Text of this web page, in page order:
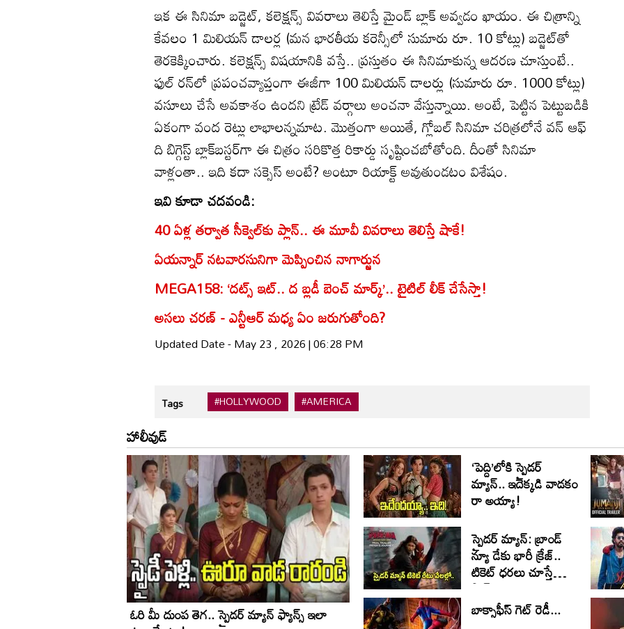
ఇక ఈ సినిమా బడ్జెట్, కలెక్షన్స్ వివరాలు తెలిస్తే మైండ్ బ్లాక్ అవ్వడం ఖాయం. ఈ చిత్రాన్ని
కేవలం 1 మిలియన్ డాలర్ల (మన భారతీయ కరెన్సీలో సుమారు రూ. 10 కోట్లు) బడ్జెట్‌తో
తెరకెక్కించారు. కలెక్షన్స్ విషయానికి వస్తే.. ప్రస్తుతం ఈ సినిమాకున్న ఆదరణ చూస్తుంటే..
ఫుల్ రన్‌లో ప్రపంచవ్యాప్తంగా ఈజీగా 100 మిలియన్ డాలర్లు (సుమారు రూ. 1000 కోట్లు)
వసూలు చేసే అవకాశం ఉందని ట్రేడ్ వర్గాలు అంచనా వేస్తున్నాయి. అంటే, పెట్టిన పెట్టుబడికి
ఏకంగా వంద రెట్లు లాభాలన్నమాట. మొత్తంగా అయితే, గ్లోబల్ సినిమా చరిత్రలోనే వన్ ఆఫ్
ది బిగ్గెస్ట్ బ్లాక్‌బస్టర్‌గా ఈ చిత్రం సరికొత్త రికార్డు సృష్టించబోతోంది. దీంతో సినిమా
వాళ్లంతా.. ఇది కదా సక్సెస్ అంటే? అంటూ రియాక్ట్ అవుతుండటం విశేషం.
ఇవి కూడా చదవండి:
40 ఏళ్ల తర్వాత సీక్వెల్‌కు ప్లాన్.. ఈ మూవీ వివరాలు తెలిస్తే షాకే!
ఏయన్నార్ నటవారసునిగా మెప్పించిన నాగార్జున
MEGA158: ‘దట్స్ ఇట్.. ద బ్లడీ బెంచ్ మార్క్’.. టైటిల్ లీక్ చేసేస్తా!
అసలు చరణ్ - ఎన్టీఆర్ మధ్య ఏం జరుగుతోంది?
Updated Date - May 23 , 2026 | 06:28 PM
Tags #HOLLYWOOD #AMERICA
హాలీవుడ్
ఓరి మీ దుంప‌ తెగ.. స్పైడ‌ర్ మ్యాన్ ఫ్యాన్స్ ఇలా
‘పెద్ది’లోకి స్పైడర్
మ్యాన్.. ఇదెక్కడి వాడకం
రా అయ్యా!
స్పైడర్ మ్యాన్: బ్రాండ్
న్యూ డేకు భారీ క్రేజ్..
టికెట్ ధరలు చూస్తే
షాక్!
బాక్సాఫీస్ గెట్ రెడీ...